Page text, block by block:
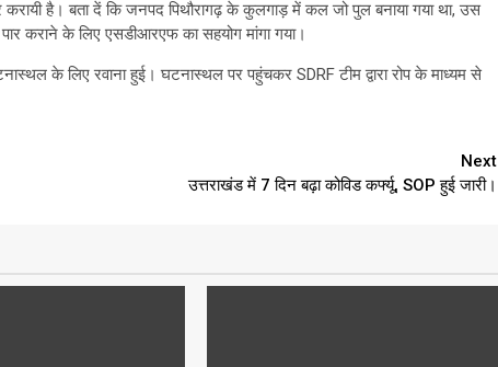
करायी है। बता दें कि जनपद पिथौरागढ़ के कुलगाड़ में कल जो पुल बनाया गया था, उस
कराने के लिए एसडीआरएफ का सहयोग मांगा गया।
के लिए रवाना हुई। घटनास्थल पर पहुंचकर SDRF टीम द्वारा रोप के माध्यम से
Next
उत्तराखंड में 7 दिन बढ़ा कोविड कर्फ्यू, SOP हुई जारी।